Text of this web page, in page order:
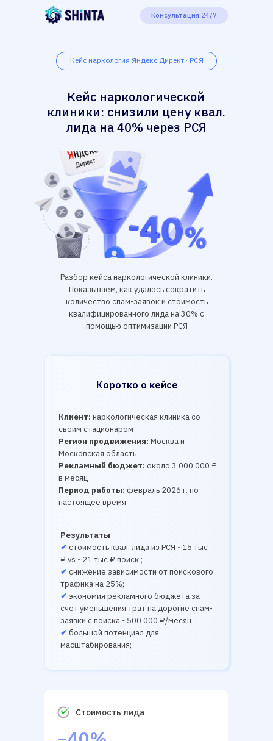
Кейс наркологической
клиники: снизили цену квал.
лида на 40% через РСЯ
Разбор кейса наркологической клиники.
Показываем, как удалось сократить
количество спам-заявок и стоимость
квалифицированного лида на 30% с
помощью оптимизации РСЯ
Коротко о кейсе
Клиент: наркологическая клиника со
своим стационаром
Регион продвижения: Москва и
Московская область
Рекламный бюджет: около 3 000 000 ₽
в месяц
Период работы: февраль 2026 г. по
настоящее время
Результаты
✔ стоимость квал. лида из РСЯ ~15 тыс
₽ vs ~21 тыс ₽ поиск ;
✔ снижение зависимости от поискового
трафика на 25%;
✔ экономия рекламного бюджета за
счет уменьшения трат на дорогие спам-
заявки с поиска ~500 000 ₽/месяц
✔ большой потенциал для
масштабирования;
Кейс наркология Яндекс Директ · РСЯ
Стоимость лида
Консультация 24/7